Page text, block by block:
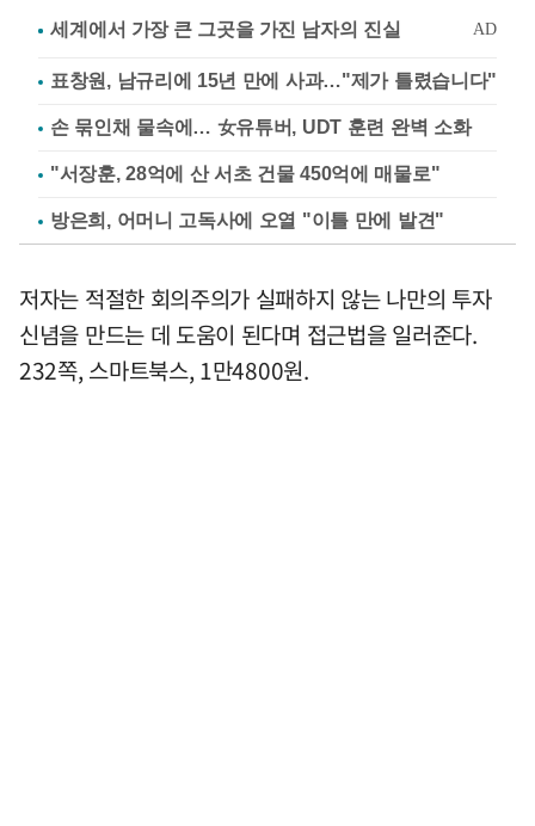
표창원, 남규리에 15년 만에 사과…"제가 틀렸습니다"
손 묶인채 물속에… 女유튜버, UDT 훈련 완벽 소화
"서장훈, 28억에 산 서초 건물 450억에 매물로"
방은희, 어머니 고독사에 오열 "이틀 만에 발견"
저자는 적절한 회의주의가 실패하지 않는 나만의 투자
신념을 만드는 데 도움이 된다며 접근법을 일러준다.
232쪽, 스마트북스, 1만4800원.